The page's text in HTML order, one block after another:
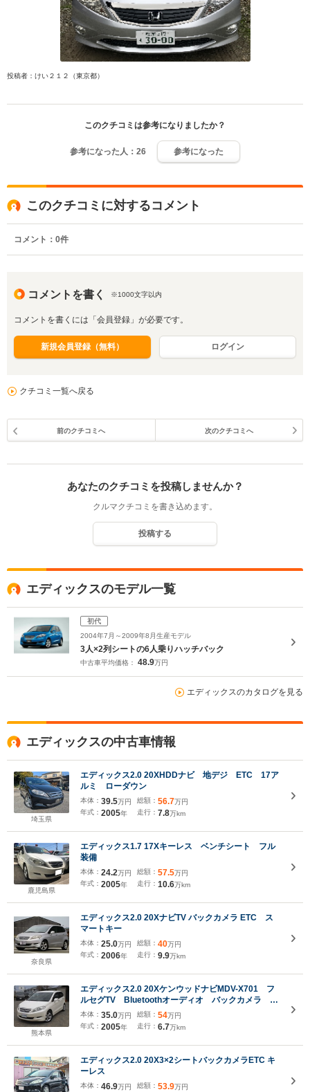
投稿者：けい２１２（東京都）
このクチコミは参考になりましたか？
参考になった人： 26 参考になった
このクチコミに対するコメント
コメント： 0件
コメントを書く ※1000文字以内
コメントを書くには「会員登録」が必要です。
新規会員登録（無料） ログイン
クチコミ一覧へ戻る
前のクチコミへ 次のクチコミへ
あなたのクチコミを投稿しませんか？
クルマクチコミを書き込めます。
投稿する
エディックスのモデル一覧
初代
2004年7月～2009年8月生産モデル
3人×2列シートの6人乗りハッチバック
中古車平均価格： 48.9万円
エディックスのカタログを見る
エディックスの中古車情報
埼玉県
エディックス2.0 20XHDDナビ 地デジ ETC 17ア
ルミ ローダウン
本体： 39.5万円
年式： 2005年
総額： 56.7万円
走行： 7.8万km
鹿児島県
エディックス1.7 17Xキーレス ベンチシート フル
装備
本体： 24.2万円
年式： 2005年
総額： 57.5万円
走行： 10.6万km
奈良県
エディックス2.0 20XナビTV バックカメラ ETC ス
マートキー
本体： 25.0万円
年式： 2006年
総額： 40万円
走行： 9.9万km
熊本県
エディックス2.0 20XケンウッドナビMDV-X701 フ
ルセグTV Bluetoothオーディオ バックカメラ キ
ーレスエントリー ディスチャージヘッドライト
ETC
本体： 35.0万円
年式： 2005年
総額： 54万円
走行： 6.7万km
エディックス2.0 20X3×2シートバックカメラETC キ
ーレス
本体： 46.9万円
総額： 53.9万円